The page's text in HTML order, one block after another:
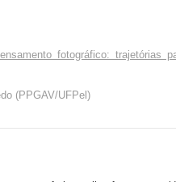
fotográfico: trajetórias
(PPGAV/UFPel)